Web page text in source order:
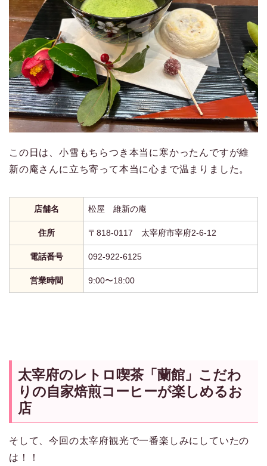
この日は、小雪もちらつき本当に寒かったんですが維
新の庵さんに立ち寄って本当に心まで温まりました。
店舗名 松屋 維新の庵
住所 〒818-0117 太宰府市宰府2-6-12
電話番号 092-922-6125
営業時間 9:00〜18:00
太宰府のレトロ喫茶「蘭館」こだわ
りの自家焙煎コーヒーが楽しめるお
店
そして、今回の太宰府観光で一番楽しみにしていたの
は！！